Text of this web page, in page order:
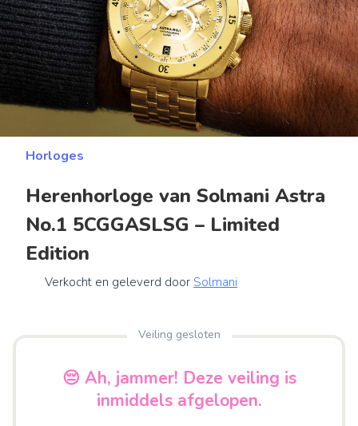
Horloges
Herenhorloge van Solmani Astra
No.1 5CGGASLSG – Limited
Edition
Verkocht en geleverd door Solmani
Veiling gesloten
😔 Ah, jammer! Deze veiling is
inmiddels afgelopen.